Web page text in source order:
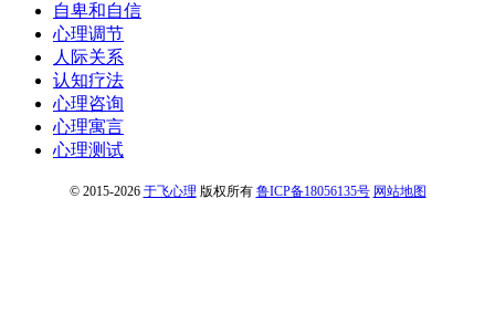
自卑和自信
心理调节
人际关系
认知疗法
心理咨询
心理寓言
心理测试
© 2015-2026 于飞心理 版权所有 鲁ICP备18056135号 网站地图